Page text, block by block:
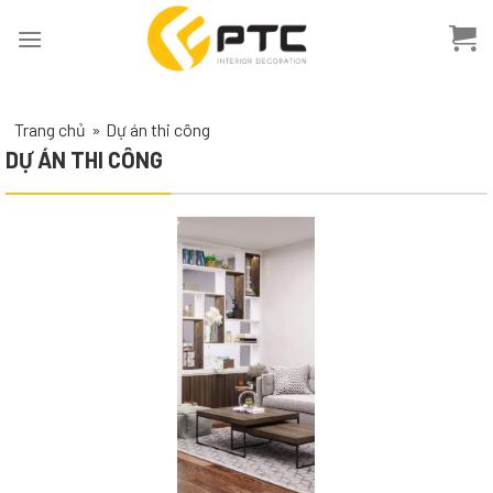
Trang chủ » Dự án thi công
DỰ ÁN THI CÔNG